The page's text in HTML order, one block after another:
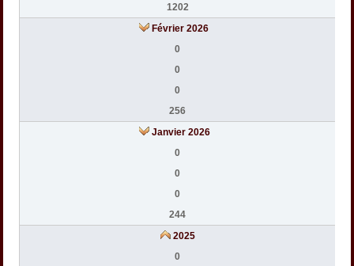
1202
Février 2026
0
0
0
256
Janvier 2026
0
0
0
244
2025
0